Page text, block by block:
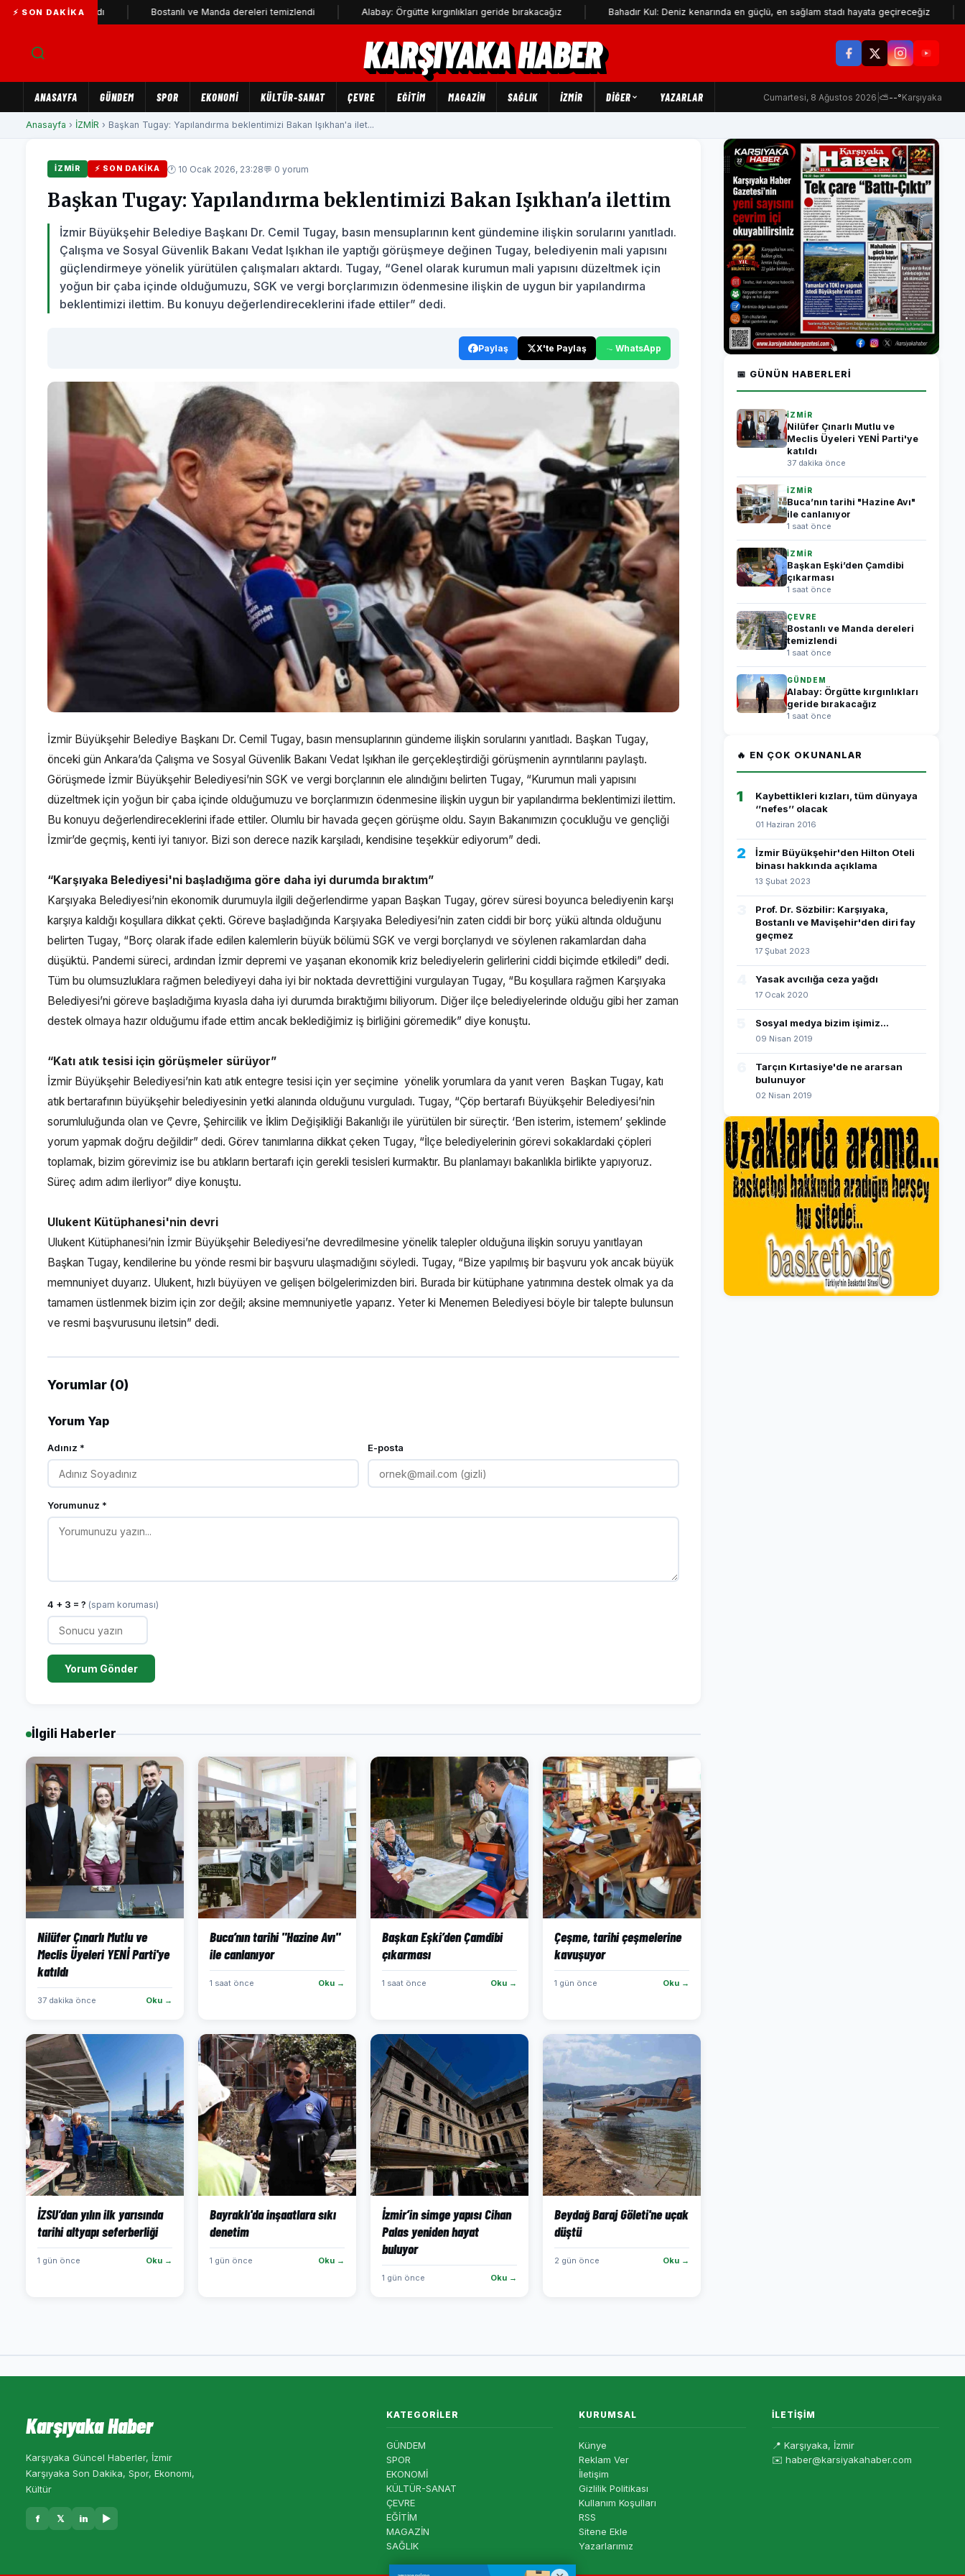
⚡ SON DAKIKA
katıldı Bostanlı ve Manda dereleri temizlendi Alabay: Örgütte kırgınlıkları geride bırakacağız Bahadır Kul: Deniz kenarında en güçlü, en sağlam stadı hayata geçireceğiz Makine
KARŞIYAKA HABER
ANASAYFA GÜNDEM SPOR EKONOMİ KÜLTÜR-SANAT ÇEVRE EĞİTİM MAGAZİN SAĞLIK İZMİR DIĞER YAZARLAR Cumartesi, 8 Ağustos 2026 ⛅--°Karşıyaka
Anasayfa › İZMİR › Başkan Tugay: Yapılandırma beklentimizi Bakan Işıkhan'a ilet...
İZMİR ⚡ SON DAKIKA 🕐 10 Ocak 2026, 23:28💬 0 yorum
Başkan Tugay: Yapılandırma beklentimizi Bakan Işıkhan'a ilettim
İzmir Büyükşehir Belediye Başkanı Dr. Cemil Tugay, basın mensuplarının kent gündemine ilişkin sorularını yanıtladı.
Çalışma ve Sosyal Güvenlik Bakanı Vedat Işıkhan ile yaptığı görüşmeye değinen Tugay, belediyenin mali yapısını
güçlendirmeye yönelik yürütülen çalışmaları aktardı. Tugay, “Genel olarak kurumun mali yapısını düzeltmek için
yoğun bir çaba içinde olduğumuzu, SGK ve vergi borçlarımızın ödenmesine ilişkin de uygun bir yapılandırma
beklentimizi ilettim. Bu konuyu değerlendireceklerini ifade ettiler” dedi.
Paylaş X'te Paylaş WhatsApp
İzmir Büyükşehir Belediye Başkanı Dr. Cemil Tugay, basın mensuplarının gündeme ilişkin sorularını yanıtladı. Başkan Tugay,
önceki gün Ankara’da Çalışma ve Sosyal Güvenlik Bakanı Vedat Işıkhan ile gerçekleştirdiği görüşmenin ayrıntılarını paylaştı.
Görüşmede İzmir Büyükşehir Belediyesi’nin SGK ve vergi borçlarının ele alındığını belirten Tugay, “Kurumun mali yapısını
düzeltmek için yoğun bir çaba içinde olduğumuzu ve borçlarımızın ödenmesine ilişkin uygun bir yapılandırma beklentimizi ilettim.
Bu konuyu değerlendireceklerini ifade ettiler. Olumlu bir havada geçen görüşme oldu. Sayın Bakanımızın çocukluğu ve gençliği
İzmir’de geçmiş, kenti iyi tanıyor. Bizi son derece nazik karşıladı, kendisine teşekkür ediyorum” dedi.
“Karşıyaka Belediyesi'ni başladığıma göre daha iyi durumda bıraktım”
Karşıyaka Belediyesi’nin ekonomik durumuyla ilgili değerlendirme yapan Başkan Tugay, görev süresi boyunca belediyenin karşı
karşıya kaldığı koşullara dikkat çekti. Göreve başladığında Karşıyaka Belediyesi’nin zaten ciddi bir borç yükü altında olduğunu
belirten Tugay, “Borç olarak ifade edilen kalemlerin büyük bölümü SGK ve vergi borçlarıydı ve söylenen rakamlardan daha
düşüktü. Pandemi süreci, ardından İzmir depremi ve yaşanan ekonomik kriz belediyelerin gelirlerini ciddi biçimde etkiledi” dedi.
Tüm bu olumsuzluklara rağmen belediyeyi daha iyi bir noktada devrettiğini vurgulayan Tugay, “Bu koşullara rağmen Karşıyaka
Belediyesi’ni göreve başladığıma kıyasla daha iyi durumda bıraktığımı biliyorum. Diğer ilçe belediyelerinde olduğu gibi her zaman
destek olmaya hazır olduğumu ifade ettim ancak beklediğimiz iş birliğini göremedik” diye konuştu.
“Katı atık tesisi için görüşmeler sürüyor”
İzmir Büyükşehir Belediyesi’nin katı atık entegre tesisi için yer seçimine yönelik yorumlara da yanıt veren Başkan Tugay, katı
atık bertarafının büyükşehir belediyesinin yetki alanında olduğunu vurguladı. Tugay, “Çöp bertarafı Büyükşehir Belediyesi’nin
sorumluluğunda olan ve Çevre, Şehircilik ve İklim Değişikliği Bakanlığı ile yürütülen bir süreçtir. ‘Ben isterim, istemem’ şeklinde
yorum yapmak doğru değildir” dedi. Görev tanımlarına dikkat çeken Tugay, “İlçe belediyelerinin görevi sokaklardaki çöpleri
toplamak, bizim görevimiz ise bu atıkların bertarafı için gerekli tesisleri kurmaktır. Bu planlamayı bakanlıkla birlikte yapıyoruz.
Süreç adım adım ilerliyor” diye konuştu.
Ulukent Kütüphanesi'nin devri
Ulukent Kütüphanesi’nin İzmir Büyükşehir Belediyesi’ne devredilmesine yönelik talepler olduğuna ilişkin soruyu yanıtlayan
Başkan Tugay, kendilerine bu yönde resmi bir başvuru ulaşmadığını söyledi. Tugay, “Bize yapılmış bir başvuru yok ancak büyük
memnuniyet duyarız. Ulukent, hızlı büyüyen ve gelişen bölgelerimizden biri. Burada bir kütüphane yatırımına destek olmak ya da
tamamen üstlenmek bizim için zor değil; aksine memnuniyetle yaparız. Yeter ki Menemen Belediyesi böyle bir talepte bulunsun
ve resmi başvurusunu iletsin” dedi.
Yorumlar (0)
Yorum Yap
Adınız * E-posta
Yorumunuz *
4 + 3 = ? (spam koruması)
Yorum Gönder
İlgili Haberler
Nilüfer Çınarlı Mutlu ve
Meclis Üyeleri YENİ Parti'ye
katıldı
37 dakika önce Oku →
Buca’nın tarihi "Hazine Avı"
ile canlanıyor
1 saat önce Oku →
Başkan Eşki’den Çamdibi
çıkarması
1 saat önce Oku →
Çeşme, tarihi çeşmelerine
kavuşuyor
1 gün önce Oku →
İZSU’dan yılın ilk yarısında
tarihi altyapı seferberliği
1 gün önce Oku →
Bayraklı'da inşaatlara sıkı
denetim
1 gün önce Oku →
İzmir’in simge yapısı Cihan
Palas yeniden hayat
buluyor
1 gün önce Oku →
Beydağ Baraj Göleti'ne uçak
düştü
2 gün önce Oku →
📅 GÜNÜN HABERLERI
İZMİR
Nilüfer Çınarlı Mutlu ve
Meclis Üyeleri YENİ Parti'ye
katıldı
37 dakika önce
İZMİR
Buca’nın tarihi "Hazine Avı"
ile canlanıyor
1 saat önce
İZMİR
Başkan Eşki’den Çamdibi
çıkarması
1 saat önce
ÇEVRE
Bostanlı ve Manda dereleri
temizlendi
1 saat önce
GÜNDEM
Alabay: Örgütte kırgınlıkları
geride bırakacağız
1 saat önce
🔥 EN ÇOK OKUNANLAR
1
Kaybettikleri kızları, tüm dünyaya
‘’nefes’’ olacak
01 Haziran 2016
2
İzmir Büyükşehir'den Hilton Oteli
binası hakkında açıklama
13 Şubat 2023
Prof. Dr. Sözbilir: Karşıyaka,
Bostanlı ve Mavişehir'den diri fay
geçmez
17 Şubat 2023
Yasak avcılığa ceza yağdı
17 Ocak 2020
Sosyal medya bizim işimiz...
09 Nisan 2019
Tarçın Kırtasiye'de ne ararsan
bulunuyor
02 Nisan 2019
Karşıyaka Haber
Karşıyaka Güncel Haberler, İzmir
Karşıyaka Son Dakika, Spor, Ekonomi,
Kültür
f 𝕏 in ▶
KATEGORILER
GÜNDEM
SPOR
EKONOMİ
KÜLTÜR-SANAT
ÇEVRE
EĞİTİM
MAGAZİN
SAĞLIK
KURUMSAL
Künye
Reklam Ver
İletişim
Gizlilik Politikası
Kullanım Koşulları
RSS
Sitene Ekle
Yazarlarımız
İLETIŞIM
📍 Karşıyaka, İzmir
✉️ haber@karsiyakahaber.com